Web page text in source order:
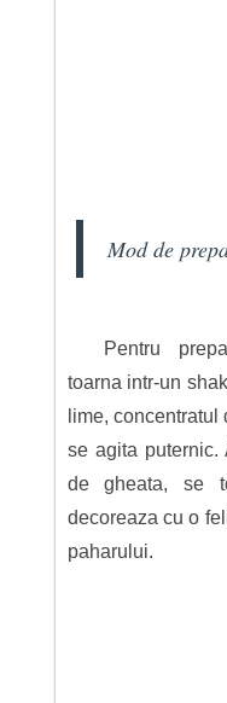
Mod de
Pentru
toarna intr-un
lime,
se agita puternic.
de gheata, se
decoreaza cu o
paharului.